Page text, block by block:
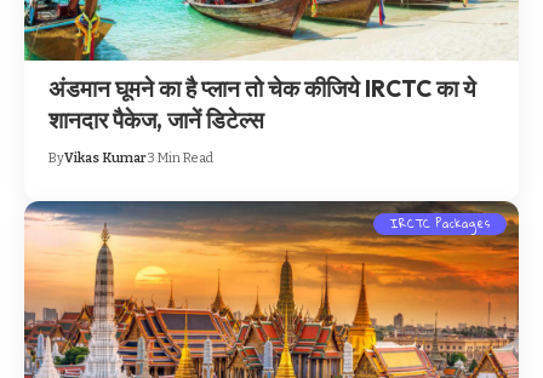
अंडमान घूमने का है प्लान तो चेक कीजिये IRCTC का ये
शानदार पैकेज, जानें डिटेल्स
ByVikas Kumar3 Min Read
IRCTC Packages